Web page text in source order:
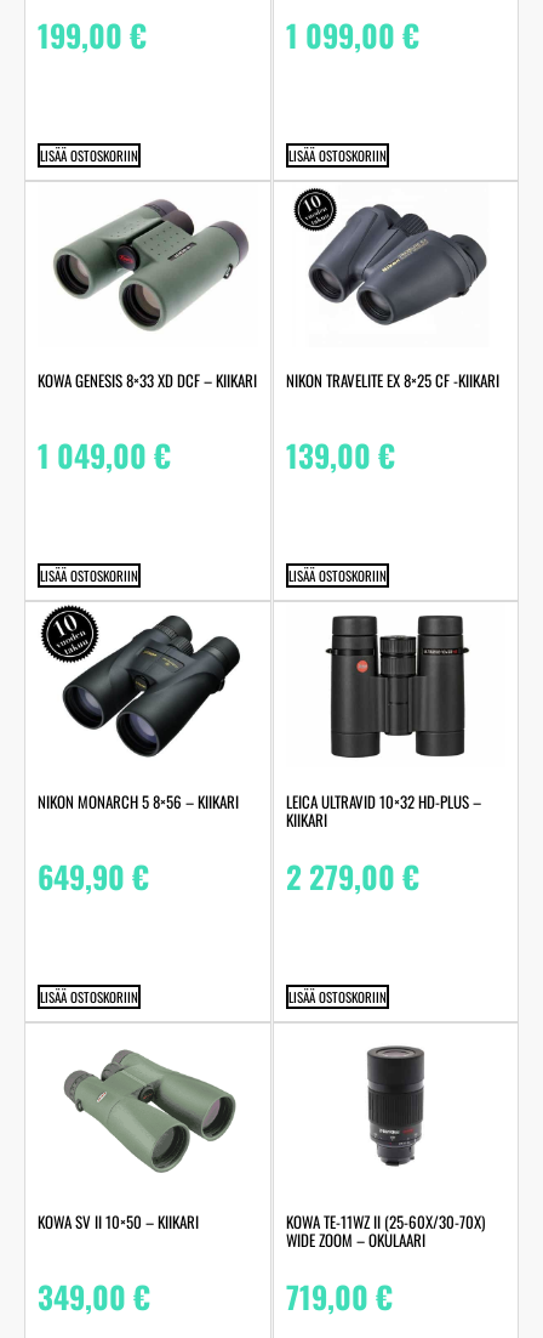
199,00€
LISÄÄ OSTOSKORIIN
1 099,00€
LISÄÄ OSTOSKORIIN
KOWA GENESIS 8×33 XD DCF – KIIKARI
1 049,00€
LISÄÄ OSTOSKORIIN
NIKON TRAVELITE EX 8×25 CF -KIIKARI
139,00€
LISÄÄ OSTOSKORIIN
NIKON MONARCH 5 8×56 – KIIKARI
649,90€
LISÄÄ OSTOSKORIIN
LEICA ULTRAVID 10×32 HD-PLUS –
KIIKARI
2 279,00€
LISÄÄ OSTOSKORIIN
KOWA SV II 10×50 – KIIKARI
349,00€
KOWA TE-11WZ II (25-60X/30-70X)
WIDE ZOOM – OKULAARI
719,00€